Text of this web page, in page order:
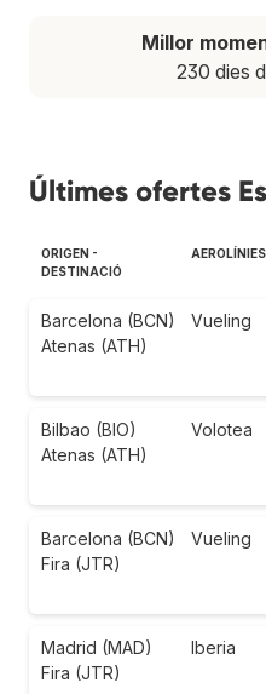
Millor
230 dies
Últimes ofertes
ORIGEN -
DESTINACIÓ
AEROLÍNIES
Barcelona (BCN)
Atenas (ATH)
Vueling
Bilbao (BIO)
Atenas (ATH)
Volotea
Barcelona (BCN)
Fira (JTR)
Vueling
Madrid (MAD)
Fira (JTR)
Iberia